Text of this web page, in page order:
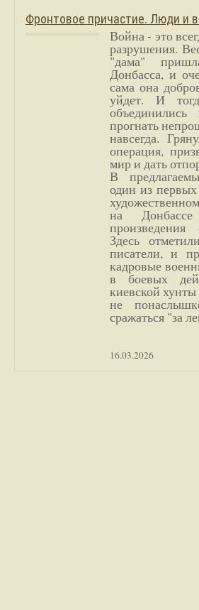
Фронтовое причастие. Люди и
Война - это
разрушения.
"дама"
Донбасса, и
сама она
уйдет. И
прогнать
навсегда.
операция,
мир и дать
В
один из
на
Здесь
писатели, и
кадровые
в боевых
киевской
не
сражаться "за
16.03.2026